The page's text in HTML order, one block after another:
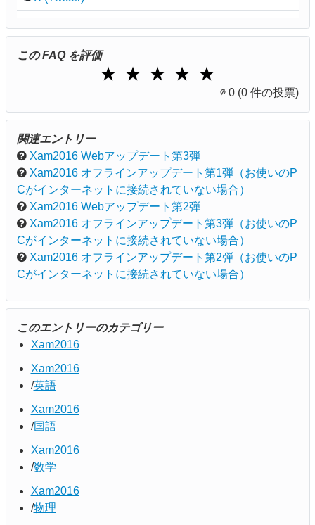
この FAQ を評価
★1 Star
★2 Stars
★ 3 Stars
★ 4 Stars
★
∅ 0(0 件の投票)
関連エントリー
Xam2016 Webアップデート第3弾
Xam2016 オフラインアップデート第1弾（お使いのP
Cがインターネットに接続されていない場合）
Xam2016 Webアップデート第2弾
Xam2016 オフラインアップデート第3弾（お使いのP
Cがインターネットに接続されていない場合）
Xam2016 オフラインアップデート第2弾（お使いのP
Cがインターネットに接続されていない場合）
このエントリーのカテゴリー
Xam2016
Xam2016
英語
Xam2016
国語
Xam2016
数学
Xam2016
物理